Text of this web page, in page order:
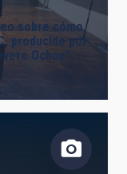
sobre cómo
producido por
Ochoa”.